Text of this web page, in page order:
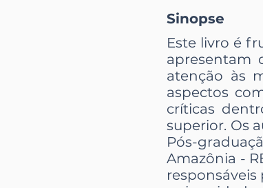
Sinopse
Este livro é
apresentam
atenção às
aspectos
críticas
superior. Os
Pós-
Amazônia -